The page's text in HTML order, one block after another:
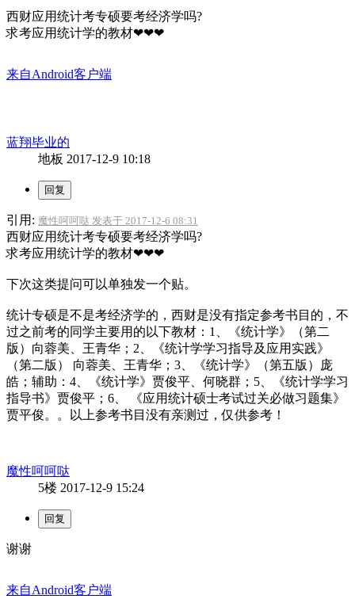
西财应用统计考专硕要考经济学吗?
求考应用统计学的教材❤❤❤
来自Android客户端
蓝翔毕业的
地板 2017-12-9 10:18
引用: 魔性呵呵哒 发表于 2017-12-6 08:31
西财应用统计考专硕要考经济学吗?
求考应用统计学的教材❤❤❤
下次这类提问可以单独发一个贴。
统计专硕是不是考经济学的，西财是没有指定参考书目的，不
过之前考的同学主要用的以下教材：1、《统计学》（第二
版）向蓉美、王青华；2、《统计学学习指导及应用实践》
（第二版） 向蓉美、王青华；3、《统计学》（第五版）庞
皓；辅助：4、《统计学》贾俊平、何晓群；5、《统计学学习
指导书》贾俊平；6、 《应用统计硕士考试过关必做习题集》
贾平俊。。以上参考书目没有亲测过，仅供参考！
魔性呵呵哒
5楼 2017-12-9 15:24
谢谢
来自Android客户端